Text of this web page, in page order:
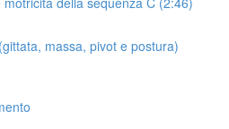
massa, pivot e postura)